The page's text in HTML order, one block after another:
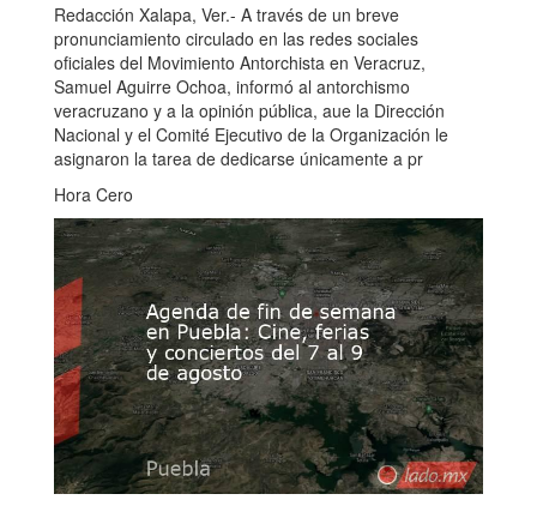
Redacción Xalapa, Ver.- A través de un breve
pronunciamiento circulado en las redes sociales
oficiales del Movimiento Antorchista en Veracruz,
Samuel Aguirre Ochoa, informó al antorchismo
veracruzano y a la opinión pública, aue la Dirección
Nacional y el Comité Ejecutivo de la Organización le
asignaron la tarea de dedicarse únicamente a pr
Hora Cero